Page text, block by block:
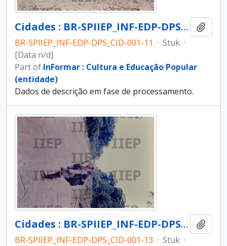
Cidades : BR-SPIIEP_INF-EDP-DPS_CID-001-11 [diapositivo]
BR-SPIIEP_INF-EDP-DPS_CID-001-11 · Stuk ·
[Data n/d]
Part of InFormar : Cultura e Educação Popular
(entidade)
Dados de descrição em fase de processamento.
Cidades : BR-SPIIEP_INF-EDP-DPS_CID-001-13 [diapositivo]
BR-SPIIEP_INF-EDP-DPS_CID-001-13 · Stuk ·